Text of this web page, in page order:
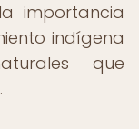
importancia
indígena
que